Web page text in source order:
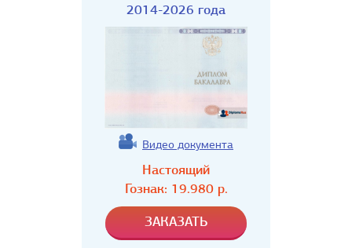
2014-2026 года
Видео документа
Настоящий
Гознак: 19.980р.